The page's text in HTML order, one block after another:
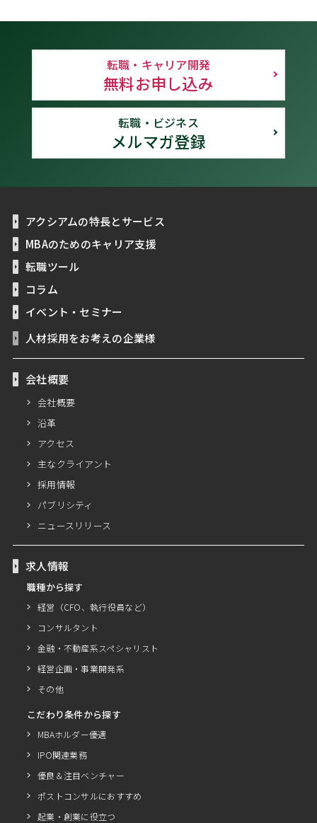
転職・キャリア開発
無料お申し込み
転職・ビジネス
メルマガ登録
アクシアムの特長とサービス
MBAのためのキャリア支援
転職ツール
コラム
イベント・セミナー
人材採用をお考えの企業様
会社概要
会社概要
沿革
アクセス
主なクライアント
採用情報
パブリシティ
ニュースリリース
求人情報
職種から探す
経営（CFO、執行役員など）
コンサルタント
金融・不動産系スペシャリスト
経営企画・事業開発系
その他
こだわり条件から探す
MBAホルダー優遇
IPO関連業務
優良＆注目ベンチャー
ポストコンサルにおすすめ
起業・創業に役立つ